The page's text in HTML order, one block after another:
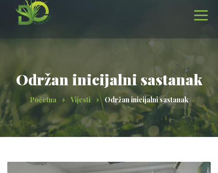
Održan inicijalni sastanak
Početna Vijesti Održan inicijalni sastanak